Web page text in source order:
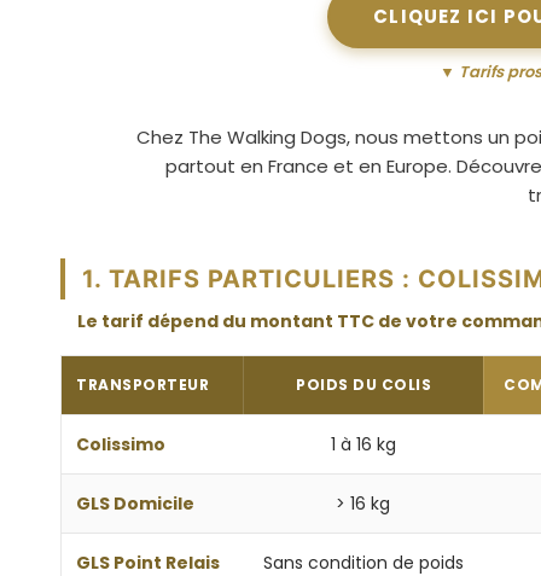
CLIQUEZ ICI
▼ Tarifs
Chez The Walking Dogs, nous mettons un
partout en France et en Europe.
1. TARIFS PARTICULIERS :
Le tarif dépend du montant TTC de votre
TRANSPORTEUR POIDS DU COLIS
Colissimo 1 à 16 kg
GLS Domicile > 16 kg
GLS Point Relais Sans condition de poids